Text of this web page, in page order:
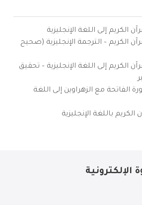
الكريم إلى اللغة الإنجليزية
الكريم – الترجمة الإنجليزية (صحيح
الكريم إلى اللغة الإنجليزية – تحقيق
الفاتحة مع الزهراوين إلى اللغة
الكريم باللغة الإنجليزية
الإلكترونية